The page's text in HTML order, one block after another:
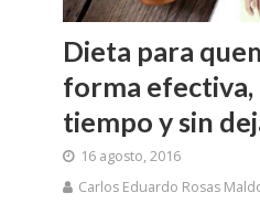
Dieta para
forma efectiva,
tiempo y sin
16 agosto, 2016
Carlos Eduardo Rosas